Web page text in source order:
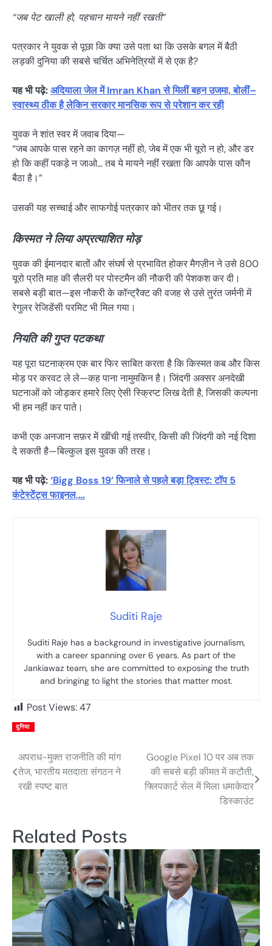
“जब पेट खाली हो, पहचान मायने नहीं रखती”
पत्रकार ने युवक से पूछा कि क्या उसे पता था कि उसके बगल में बैठी
लड़की दुनिया की सबसे चर्चित अभिनेत्रियों में से एक है?
यह भी पढ़े:अदियाला जेल में Imran Khan से मिलीं बहन उजमा, बोलीं–
स्वास्थ्य ठीक है लेकिन सरकार मानसिक रूप से परेशान कर रही
युवक ने शांत स्वर में जवाब दिया—
“जब आपके पास रहने का कागज़ नहीं हो, जेब में एक भी यूरो न हो, और डर
हो कि कहीं पकड़े न जाओ… तब ये मायने नहीं रखता कि आपके पास कौन
बैठा है।”
उसकी यह सच्चाई और साफगोई पत्रकार को भीतर तक छू गई।
किस्मत ने लिया अप्रत्याशित मोड़
युवक की ईमानदार बातों और संघर्ष से प्रभावित होकर मैगज़ीन ने उसे 800
यूरो प्रति माह की सैलरी पर पोस्टमैन की नौकरी की पेशकश कर दी।
सबसे बड़ी बात—इस नौकरी के कॉन्ट्रैक्ट की वजह से उसे तुरंत जर्मनी में
रेगुलर रेजिडेंसी परमिट भी मिल गया।
नियति की गुप्त पटकथा
यह पूरा घटनाक्रम एक बार फिर साबित करता है कि किस्मत कब और किस
मोड़ पर करवट ले ले—कह पाना नामुमकिन है। जिंदगी अक्सर अनदेखी
घटनाओं को जोड़कर हमारे लिए ऐसी स्क्रिप्ट लिख देती है, जिसकी कल्पना
भी हम नहीं कर पाते।
कभी एक अनजान सफ़र में खींची गई तस्वीर, किसी की जिंदगी को नई दिशा
दे सकती है—बिल्कुल इस युवक की तरह।
यह भी पढ़े:‘Bigg Boss 19’ फिनाले से पहले बड़ा ट्विस्ट: टॉप 5
कंटेस्टेंट्स फाइनल,…
Suditi Raje
Suditi Raje has a background in investigative journalism,
with a career spanning over 6 years. As part of the
Jankiawaz team, she are committed to exposing the truth
and bringing to light the stories that matter most.
Post Views:47
दुनिया
Post
navigation
अपराध-मुक्त राजनीति की मांग
तेज, भारतीय मतदाता संगठन ने
रखी स्पष्ट बात
Google Pixel 10 पर अब तक
की सबसे बड़ी कीमत में कटौती,
फ्लिपकार्ट सेल में मिला धमाकेदार
डिस्काउंट
Related Posts